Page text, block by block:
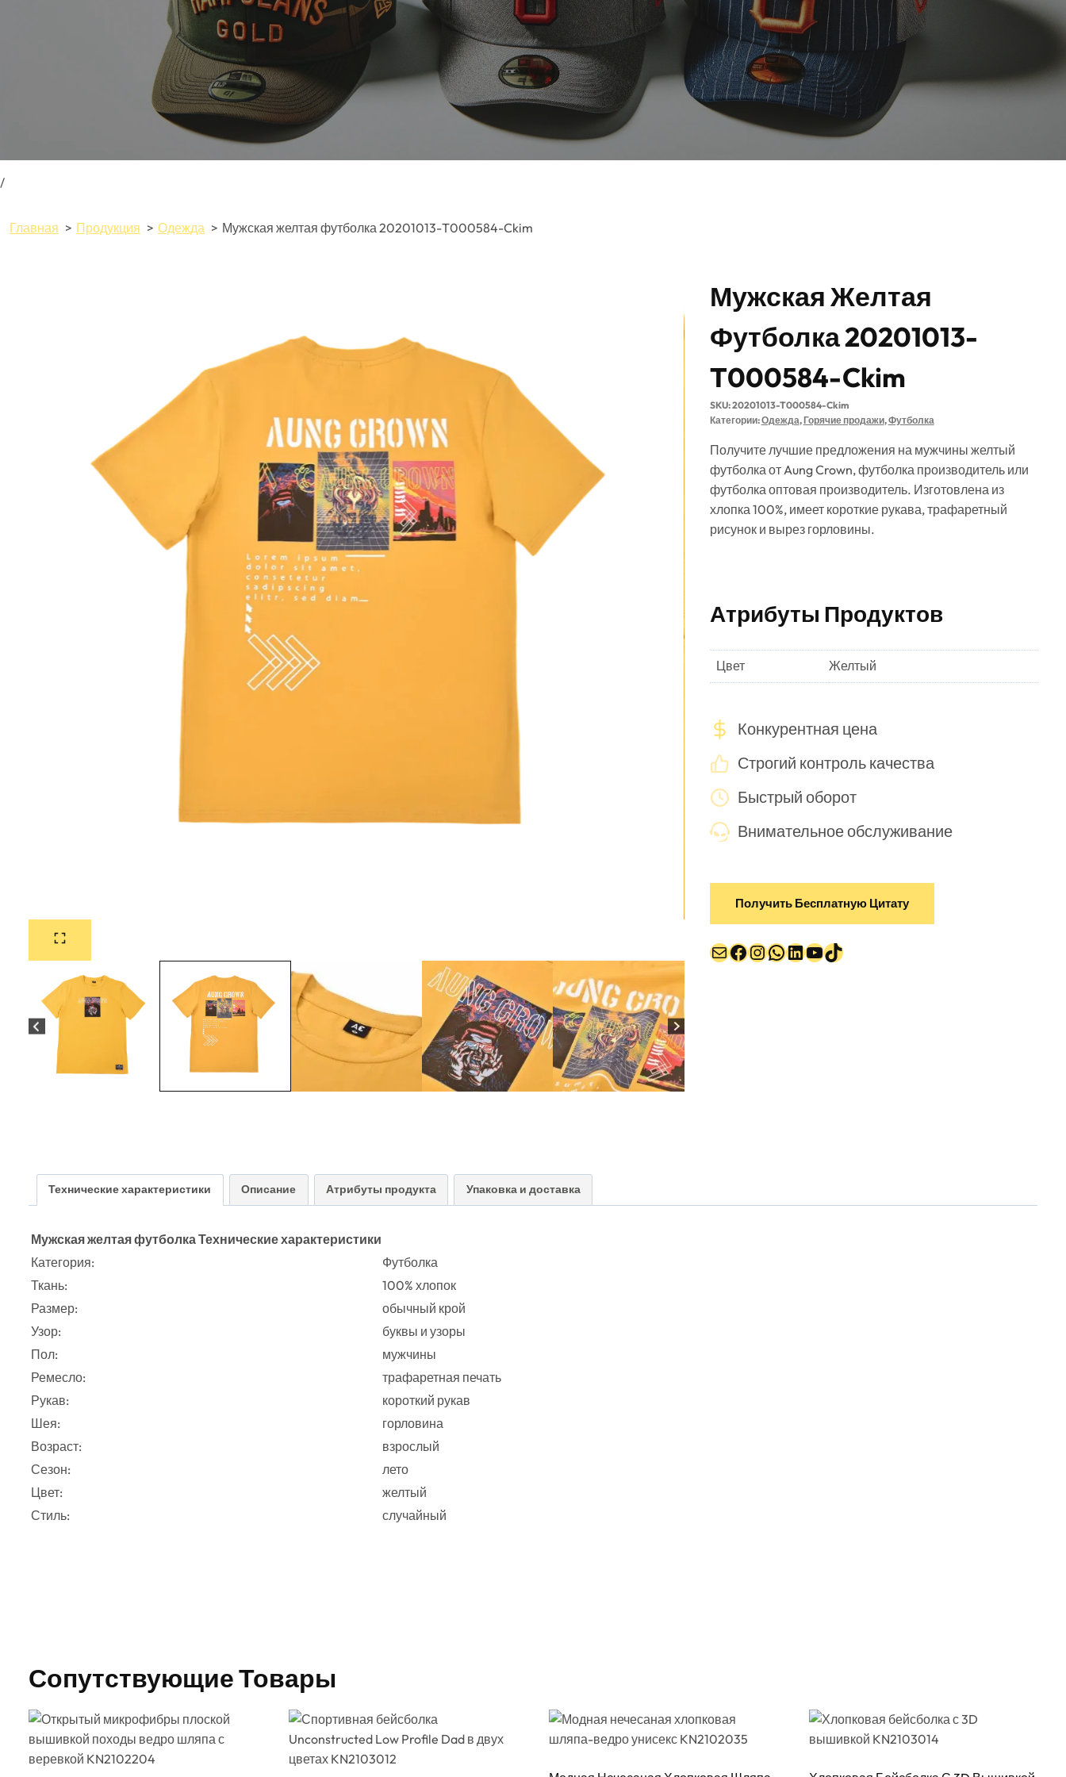
/
Главная Продукция Одежда Мужская желтая футболка 20201013-T000584-Ckim
Мужская Желтая
Футболка 20201013-
T000584-Ckim
SKU:20201013-T000584-Ckim
Категории:Одежда,Горячие продажи,Футболка
Получите лучшие предложения на мужчины желтый
футболка от Aung Crown, футболка производитель или
футболка оптовая производитель. Изготовлена из
хлопка 100%, имеет короткие рукава, трафаретный
рисунок и вырез горловины.
Атрибуты Продуктов
Цвет Желтый
Конкурентная цена
Строгий контроль качества
Быстрый оборот
Внимательное обслуживание
Получить Бесплатную Цитату
Почта
Facebook
Instagram
WhatsApp
LinkedIn
YouTube
TikTok
Технические характеристики Описание Атрибуты продукта Упаковка и доставка
Мужская желтая футболка Технические характеристики
Категория:
Футболка
Ткань:
100% хлопок
Размер:
обычный крой
Узор:
буквы и узоры
Пол:
мужчины
Ремесло:
трафаретная печать
Рукав:
короткий рукав
Шея:
горловина
Возраст:
взрослый
Сезон:
лето
Цвет:
желтый
Стиль:
случайный
Сопутствующие Товары